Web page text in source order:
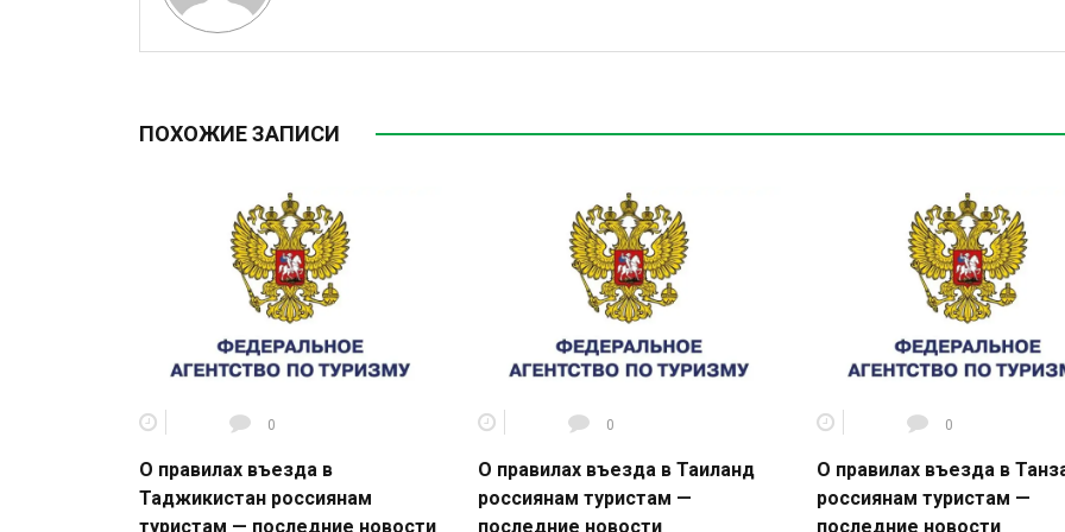
ПОХОЖИЕ ЗАПИСИ
0
О правилах въезда в
Таджикистан россиянам
туристам — последние новости
0
О правилах въезда в Таиланд
россиянам туристам —
последние новости
0
О правилах въезда в
россиянам туристам —
последние новости